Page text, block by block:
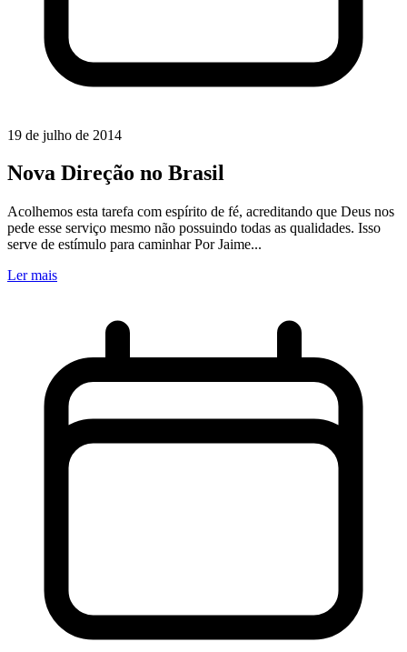
19 de julho de 2014
Nova Direção no Brasil
Acolhemos esta tarefa com espírito de fé, acreditando que Deus nos
pede esse serviço mesmo não possuindo todas as qualidades. Isso
serve de estímulo para caminhar Por Jaime...
Ler mais